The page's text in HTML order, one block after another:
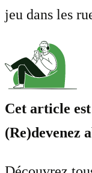
jeu dans les
Cet article est
(Re)devenez